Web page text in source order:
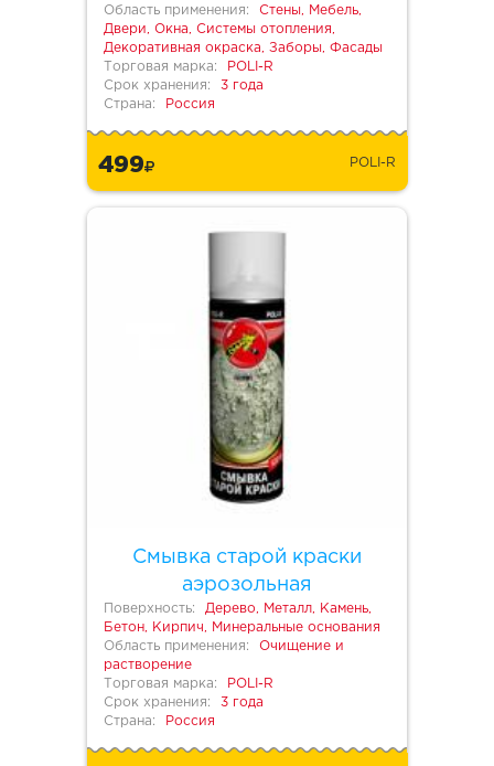
Область применения:
Стены, Мебель,
Двери, Окна, Системы отопления,
Декоративная окраска, Заборы, Фасады
Торговая марка:
POLI-R
Срок хранения:
3 года
Страна:
Россия
499 POLI-R
Смывка старой краски
аэрозольная
Поверхность:
Дерево, Металл, Камень,
Бетон, Кирпич, Минеральные основания
Область применения:
Очищение и
растворение
Торговая марка:
POLI-R
Срок хранения:
3 года
Страна:
Россия